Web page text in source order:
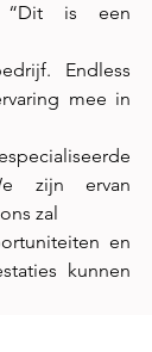
“Dit is een
Endless
mee in
zijn ervan
zal
en
kunnen